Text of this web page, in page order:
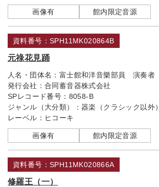
画像有 館内限定音源
資料番号：SPH11MK020864B
元祿花見踊
人名・団体名： 富士館和洋音樂部員 演奏者
発行会社： 合同蓄音器株式会社
SPレコード番号： 8058-B
ジャンル（大分類）： 器楽（クラシック以外）
レーベル： ヒコーキ
画像有 館内限定音源
資料番号：SPH11MK020866A
修羅王（一）